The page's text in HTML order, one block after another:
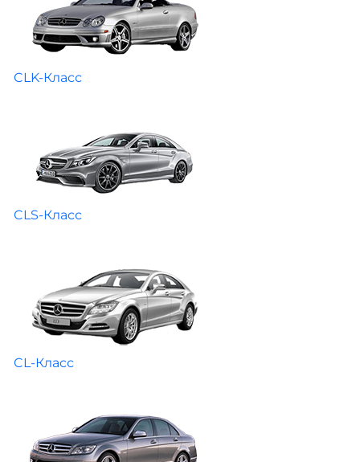
CLK-Класс
CLS-Класс
CL-Класс